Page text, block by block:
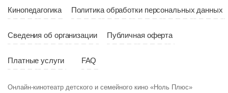
Кинопедагогика Политика обработки персональных данных
Сведения об организации Публичная оферта
Платные услуги FAQ
Онлайн-кинотеатр детского и семейного кино «Ноль Плюс»